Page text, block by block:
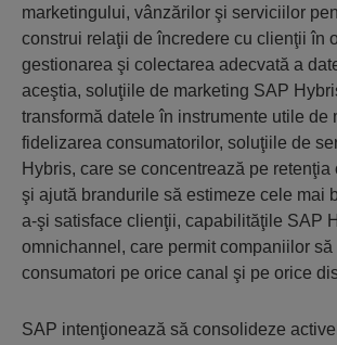
marketingului, vânzărilor şi serviciilor
construi relaţii de încredere cu clienţii în
gestionarea şi colectarea adecvată a
aceştia, soluţiile de marketing SAP
transformă datele în instrumente utile de
fidelizarea consumatorilor, soluţiile de
Hybris, care se concentrează pe
şi ajută brandurile să estimeze cele mai
a-şi satisface clienţii, capabilităţile SAP
omnichannel, care permit companiilor să
consumatori pe orice canal şi pe orice
SAP intenţionează să consolideze